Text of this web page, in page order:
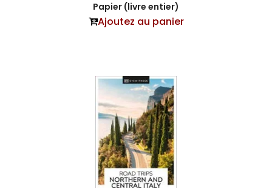
Papier (livre entier)
Ajoutez au panier